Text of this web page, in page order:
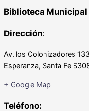
Biblioteca Municipal
Dirección:
Av. los Colonizadores
Esperanza, Santa Fe
+ Google Map
Teléfono: